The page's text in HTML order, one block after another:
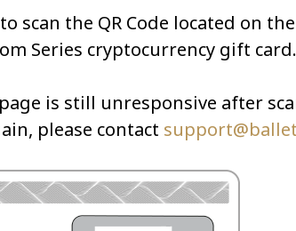
scan the QR Code located on
Series cryptocurrency gift card.
is still unresponsive after
please contact